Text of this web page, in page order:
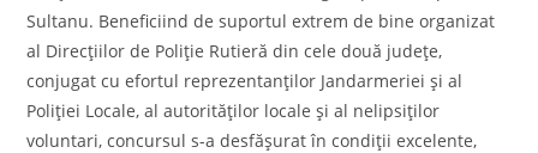
Sultanu. Beneficiind de suportul extrem de bine organizat
al Direcțiilor de Poliție Rutieră din cele două județe,
conjugat cu efortul reprezentanților Jandarmeriei și al
Poliției Locale, al autorităților locale și al nelipsiților
voluntari, concursul s-a desfășurat în condiții excelente,